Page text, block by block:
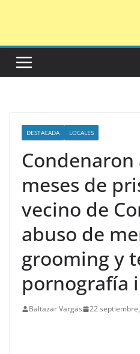
DESTACADA LOCALES
Condenaron
meses de
vecino de
abuso de
grooming y
pornografía
Baltazar Vargas 22